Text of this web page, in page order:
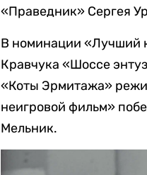
«Праведник» Сергея
В номинации «Лучший
Кравчука «Шоссе
«Коты Эрмитажа»
неигровой фильм»
Мельник.